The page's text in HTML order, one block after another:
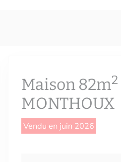
Maison 82m2
MONTHOUX
Vendu en juin 2026